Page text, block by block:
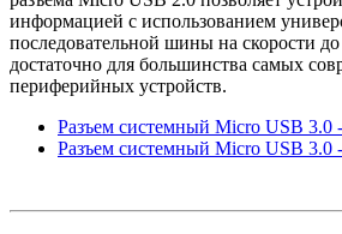
информацией с использованием
последовательной шины на скорости
достаточно для большинства самых
периферийных устройств.
Разъем системный Micro USB 3.0
Разъем системный Micro USB 3.0